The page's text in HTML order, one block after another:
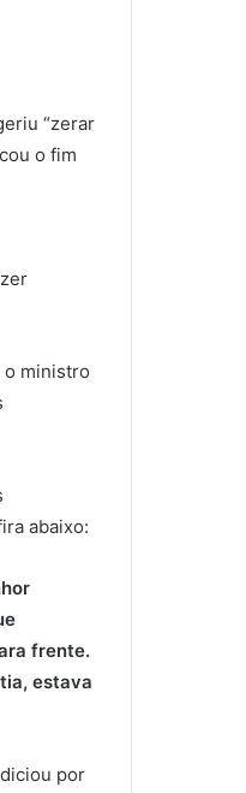
“zerar
o fim
o ministro
abaixo:
frente.
estava
por